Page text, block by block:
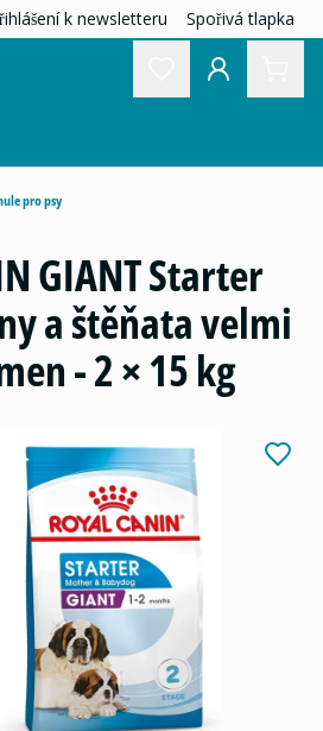
k newsletteru Spořivá tlapka
pro psy
GIANT Starter
a štěňata velmi
- 2 × 15 kg